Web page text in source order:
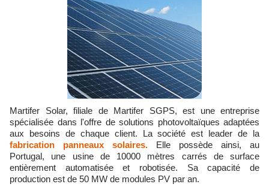
Martifer Solar, filiale de Martifer SGPS, est une entreprise
spécialisée dans l'offre de solutions photovoltaïques adaptées
aux besoins de chaque client. La société est leader de la
fabrication panneaux solaires. Elle possède ainsi, au
Portugal, une usine de 10000 mètres carrés de surface
entièrement automatisée et robotisée. Sa capacité de
production est de 50 MW de modules PV par an.